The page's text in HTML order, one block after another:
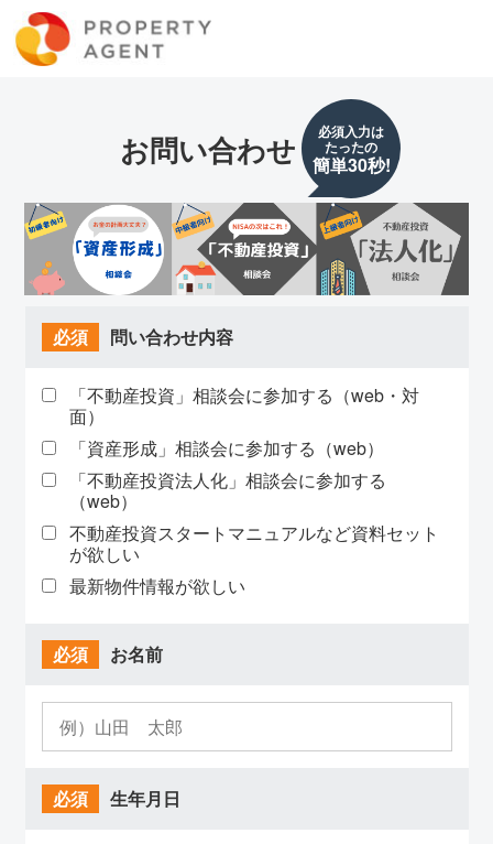
お問い合わせ 必須入力は
たったの
簡単30秒!
必須 問い合わせ内容
「不動産投資」相談会に参加する（web・対
面）
「資産形成」相談会に参加する（web）
「不動産投資法人化」相談会に参加する
（web）
不動産投資スタートマニュアルなど資料セット
が欲しい
最新物件情報が欲しい
必須 お名前
必須 生年月日